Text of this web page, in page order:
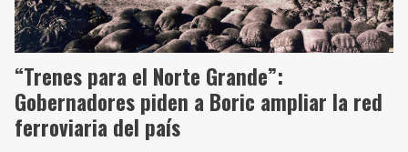
“Trenes para el Norte Grande”:
Gobernadores piden a Boric ampliar la red
ferroviaria del país